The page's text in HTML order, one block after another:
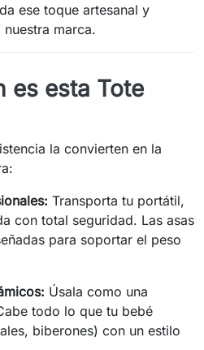
ese toque artesanal y
marca.
es esta Tote
la convierten en la
Transporta tu portátil,
con total seguridad. Las asas
para soportar el peso
Úsala como una
todo lo que tu bebé
biberones) con un estilo